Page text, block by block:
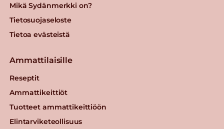
Mikä Sydänmerkki on?
Tietosuojaseloste
Tietoa evästeistä
Ammattilaisille
Reseptit
Ammattikeittiöt
Tuotteet ammattikeittiöön
Elintarviketeollisuus